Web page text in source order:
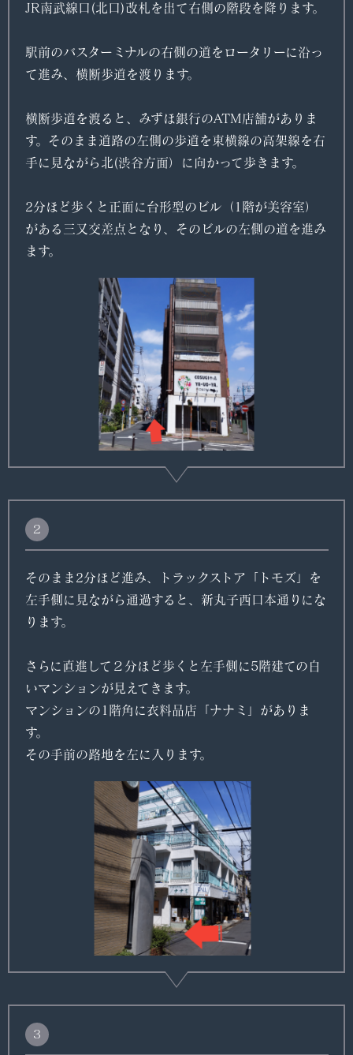
JR南武線口(北口)改札を出て右側の階段を降ります。
駅前のバスターミナルの右側の道をロータリーに沿っ
て進み、横断歩道を渡ります。
横断歩道を渡ると、みずほ銀行のATM店舗がありま
す。そのまま道路の左側の歩道を東横線の高架線を右
手に見ながら北(渋谷方面）に向かって歩きます。
2分ほど歩くと正面に台形型のビル（1階が美容室）
がある三又交差点となり、そのビルの左側の道を進み
ます。
２
そのまま2分ほど進み、トラックストア「トモズ」を
左手側に見ながら通過すると、新丸子西口本通りにな
ります。
さらに直進して２分ほど歩くと左手側に5階建ての白
いマンションが見えてきます。
マンションの1階角に衣料品店「ナナミ」がありま
す。
その手前の路地を左に入ります。
３